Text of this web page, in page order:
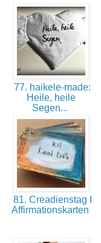
77. haikele-made:
Heile, heile
Segen...
81. Creadienstag I
Affirmationskarten